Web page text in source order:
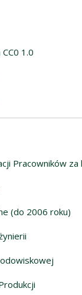
1.0
Pracowników
(do 2006 roku)